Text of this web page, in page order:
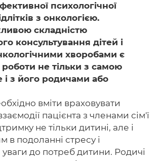
психологічної
з онкологією.
складністю
консультування дітей і
хворобами є
роботи не тільки з самою
і з його родичами або
вміти враховувати
пацієнта з членами сім'ї
не тільки дитині, але і
в подоланні стресу і
уваги до потреб дитини. Родичі